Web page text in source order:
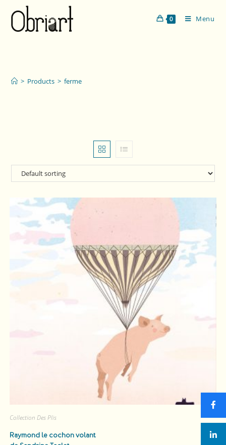
0 Menu
> Products > ferme
Collection Des Plis
Raymond le cochon volant